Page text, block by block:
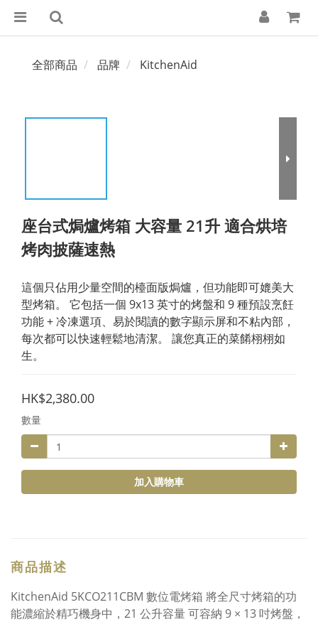
全部商品 品牌 KitchenAid
座台式焗爐烤箱 大容量 21升 適合烘培
烤肉披薩速熱
這個只佔用少量空間的檯面版焗爐，但功能即可媲美大
型烤箱。 它包括一個 9x13 英寸的烤盤和 9 種預設烹飪
功能 + 冷凍選項、易於閱讀的數字顯示屏和不粘內部，
每次都可以快速輕鬆地清潔。 讓您真正的菜餚栩栩如
生。
HK$2,380.00
數量
加入購物車
商品描述
KitchenAid 5KCO211CBM 數位電烤箱 將全尺寸烤箱的功
能濃縮於精巧機身中，21 公升容量 可容納 9 × 13 吋烤盤，